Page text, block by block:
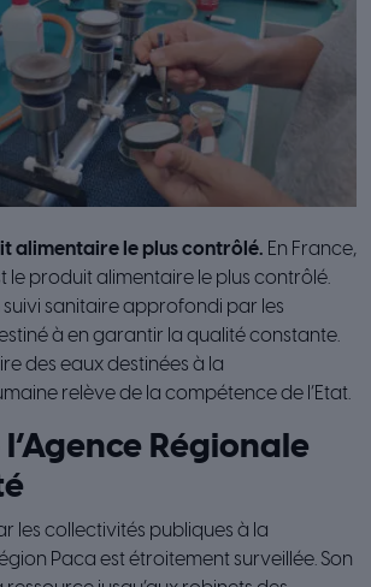
alimentaire le plus contrôlé. En France,
le produit alimentaire le plus contrôlé.
suivi sanitaire approfondi par les
à en garantir la qualité constante.
des eaux destinées à la
relève de la compétence de l’Etat.
l’Agence Régionale
les collectivités publiques à la
Paca est étroitement surveillée. Son